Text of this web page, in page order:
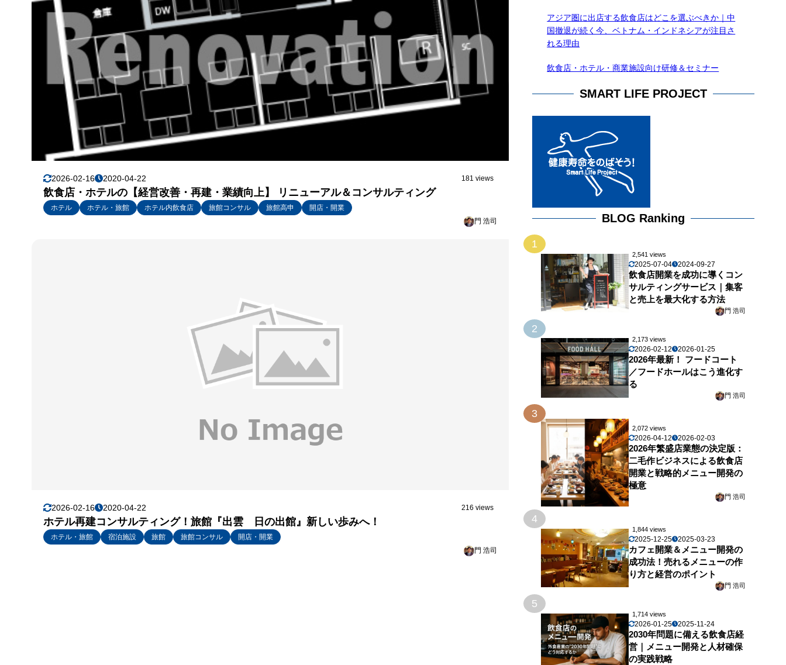
2026-02-16 2020-04-22 181 views
飲食店・ホテルの【経営改善・再建・業績向上】 リニューアル＆コンサルティング
ホテル ホテル・旅館 ホテル内飲食店 旅館コンサル 旅館高申
開店・開業
門 浩司
2026-02-16 2020-04-22 216 views
ホテル再建コンサルティング！旅館『出雲 日の出館』新しい歩みへ！
ホテル・旅館 宿泊施設 旅館 旅館コンサル
開店・開業
門 浩司
アジア圏に出店する飲食店はどこを選ぶべきか｜中
国撤退が続く今、ベトナム・インドネシアが注目さ
れる理由
飲食店・ホテル・商業施設向け研修＆セミナー
SMART LIFE PROJECT
BLOG Ranking
1
2,541 views
2025-07-04 2024-09-27
飲食店開業を成功に導くコン
サルティングサービス｜集客
と売上を最大化する方法
門 浩司
2
2,173 views
2026-02-12 2026-01-25
2026年最新！ フードコート
／フードホールはこう進化す
る
門 浩司
3
2,072 views
2026-04-12 2026-02-03
2026年繁盛店業態の決定版：
二毛作ビジネスによる飲食店
開業と戦略的メニュー開発の
極意
門 浩司
4
1,844 views
2025-12-25 2025-03-23
カフェ開業＆メニュー開発の
成功法！売れるメニューの作
り方と経営のポイント
門 浩司
5
1,714 views
2026-01-25 2025-11-24
2030年問題に備える飲食店経
営｜メニュー開発と人材確保
の実践戦略